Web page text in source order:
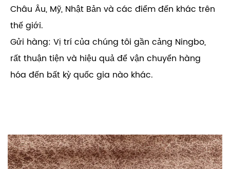
Châu Âu, Mỹ, Nhật Bản và các điểm đến khác trên
thế giới.
Gửi hàng: Vị trí của chúng tôi gần cảng Ningbo,
rất thuận tiện và hiệu quả để vận chuyển hàng
hóa đến bất kỳ quốc gia nào khác.